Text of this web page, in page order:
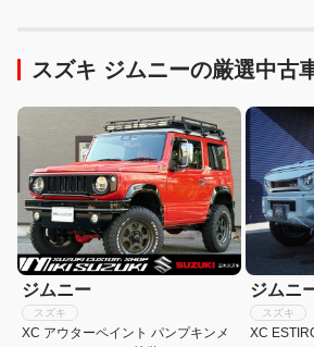
スズキ ジムニーの厳選中古
ジムニー
スズキ
XC アウターペイント パンプキンメ
ジムニ
スズキ
XC